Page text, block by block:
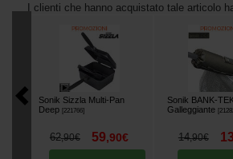
I clienti che hanno acquistato tale articolo
Sonik Sizzla Multi-Pan
Deep [221766]
62,90€ 59,90€
Sonik BANK-
Galleggiante [
14,90€ 13